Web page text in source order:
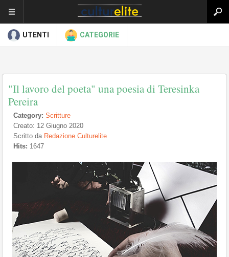
UTENTI CATEGORIE
"Il lavoro del poeta" una poesia di Teresinka
Pereira
Category: Scritture
Creato: 12 Giugno 2020
Scritto da Redazione Culturelite
Hits: 1647